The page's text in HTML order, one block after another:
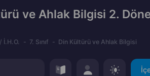
ve Ahlak Bilgisi 2.
İ.H.O. 7. Sınıf Din Kültürü ve Ahlak Bilgisi